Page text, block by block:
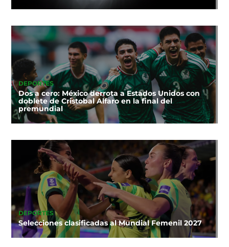
DEPORTES
Dos a cero: México derrota a Estados Unidos con
doblete de Cristobal Alfaro en la final del
premundial
DEPORTES
Selecciones clasificadas al Mundial Femenil 2027